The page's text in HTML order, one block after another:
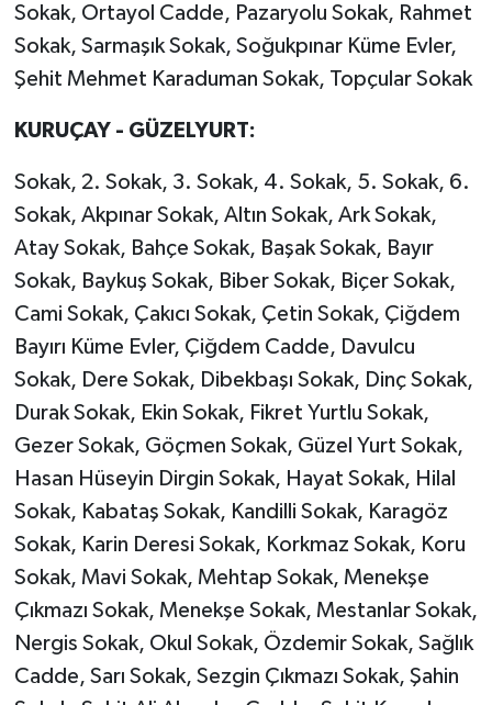
Sokak, Ortayol Cadde, Pazaryolu Sokak, Rahmet
Sokak, Sarmaşık Sokak, Soğukpınar Küme Evler,
Şehit Mehmet Karaduman Sokak, Topçular Sokak
KURUÇAY - GÜZELYURT:
Sokak, 2. Sokak, 3. Sokak, 4. Sokak, 5. Sokak, 6.
Sokak, Akpınar Sokak, Altın Sokak, Ark Sokak,
Atay Sokak, Bahçe Sokak, Başak Sokak, Bayır
Sokak, Baykuş Sokak, Biber Sokak, Biçer Sokak,
Cami Sokak, Çakıcı Sokak, Çetin Sokak, Çiğdem
Bayırı Küme Evler, Çiğdem Cadde, Davulcu
Sokak, Dere Sokak, Dibekbaşı Sokak, Dinç Sokak,
Durak Sokak, Ekin Sokak, Fikret Yurtlu Sokak,
Gezer Sokak, Göçmen Sokak, Güzel Yurt Sokak,
Hasan Hüseyin Dirgin Sokak, Hayat Sokak, Hilal
Sokak, Kabataş Sokak, Kandilli Sokak, Karagöz
Sokak, Karin Deresi Sokak, Korkmaz Sokak, Koru
Sokak, Mavi Sokak, Mehtap Sokak, Menekşe
Çıkmazı Sokak, Menekşe Sokak, Mestanlar Sokak,
Nergis Sokak, Okul Sokak, Özdemir Sokak, Sağlık
Cadde, Sarı Sokak, Sezgin Çıkmazı Sokak, Şahin